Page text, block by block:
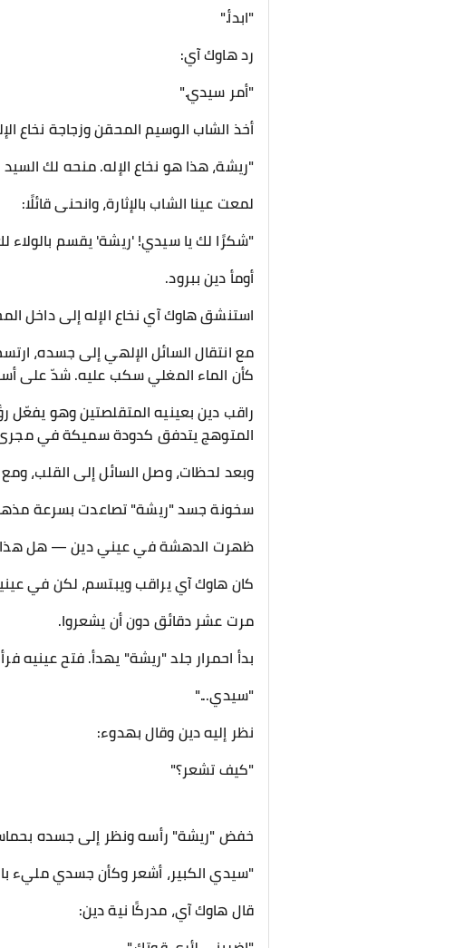
"ابدأ."
رد هاوك آي:
"أمر سيدي."
أخذ الشاب الوسيم المحقن وزجاجة نخاع
"ريشة، هذا هو نخاع الإله. منحه لك
لمعت عينا الشاب بالإثارة، وانحنى قائلًا:
"شكرًا لك يا سيدي! 'ريشة' يقسم بالولاء
أومأ دين ببرود.
استنشق هاوك آي نخاع الإله إلى داخل
مع انتقال السائل الإلهي إلى جسده،
كأن الماء المغلي سكب عليه. شدّ على
راقب دين بعينيه المتقلصتين وهو يفعّل
المتوهج يتدفق كدودة سميكة في
وبعد لحظات، وصل السائل إلى القلب، ومع
سخونة جسد "ريشة" تصاعدت بسرعة مذهلة
ظهرت الدهشة في عيني دين — هل هذا
كان هاوك آي يراقب ويبتسم، لكن في
مرت عشر دقائق دون أن يشعروا.
بدأ احمرار جلد "ريشة" يهدأ. فتح عينيه
"سيدي..."
نظر إليه دين وقال بهدوء:
"كيف تشعر؟"
خفض "ريشة" رأسه ونظر إلى جسده
"سيدي الكبير، أشعر وكأن جسدي مليء
قال هاوك آي، مدركًا نية دين: